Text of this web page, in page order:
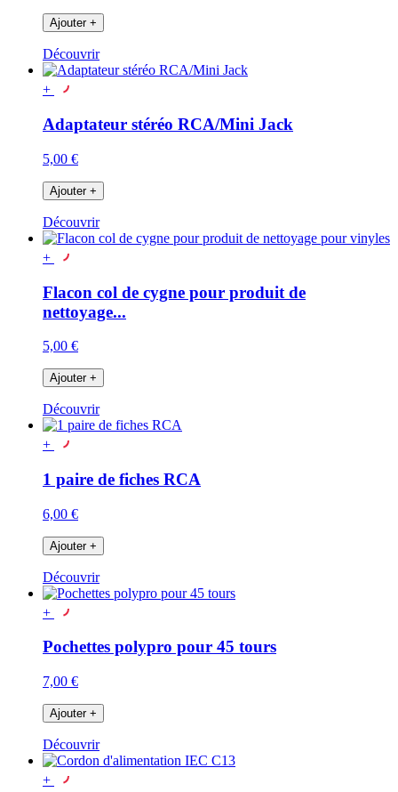
Ajouter +
Découvrir
+
Adaptateur stéréo RCA/Mini Jack
5,00 €
Ajouter +
Découvrir
+
Flacon col de cygne pour produit de
nettoyage...
5,00 €
Ajouter +
Découvrir
+
1 paire de fiches RCA
6,00 €
Ajouter +
Découvrir
+
Pochettes polypro pour 45 tours
7,00 €
Ajouter +
Découvrir
+